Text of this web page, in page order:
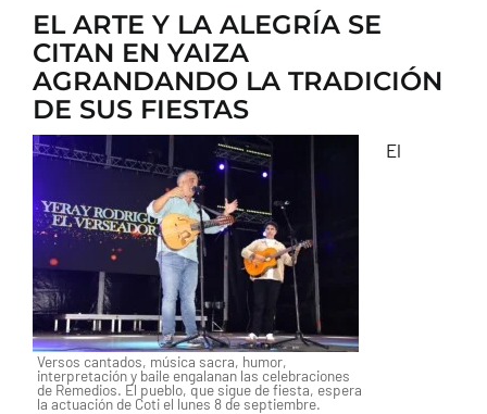
EL ARTE Y LA ALEGRÍA SE
CITAN EN YAIZA
AGRANDANDO LA TRADICIÓN
DE SUS FIESTAS
Versos cantados, música sacra, humor,
interpretación y baile engalanan las celebraciones
de Remedios. El pueblo, que sigue de fiesta, espera
la actuación de Coti el lunes 8 de septiembre.
El